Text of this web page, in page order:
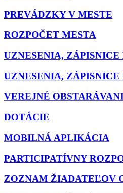
PREVÁDZKY V MESTE
ROZPOČET MESTA
UZNESENIA, ZÁPISNICE
UZNESENIA,
VEREJNÉ
DOTÁCIE
MOBILNÁ APLIKÁCIA
PARTICIPATÍVNY
ZOZNAM ŽIADATEĽOV